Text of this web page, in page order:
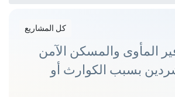
كل المشاريع
المأوى والمسكن الآمن
بسبب الكوارث أو